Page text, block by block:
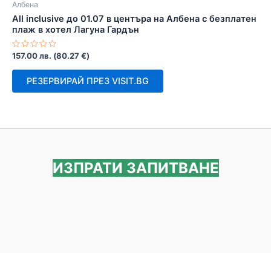
Албена
All inclusive до 01.07 в центъра на Албена с безплатен
плаж в хотел Лагуна Гардън
Оценено
0
157.00лв. (80.27€)
РЕЗЕРВИРАЙ ПРЕЗ VISIT.BG
ИЗПРАТИ ЗАПИТВАНЕ